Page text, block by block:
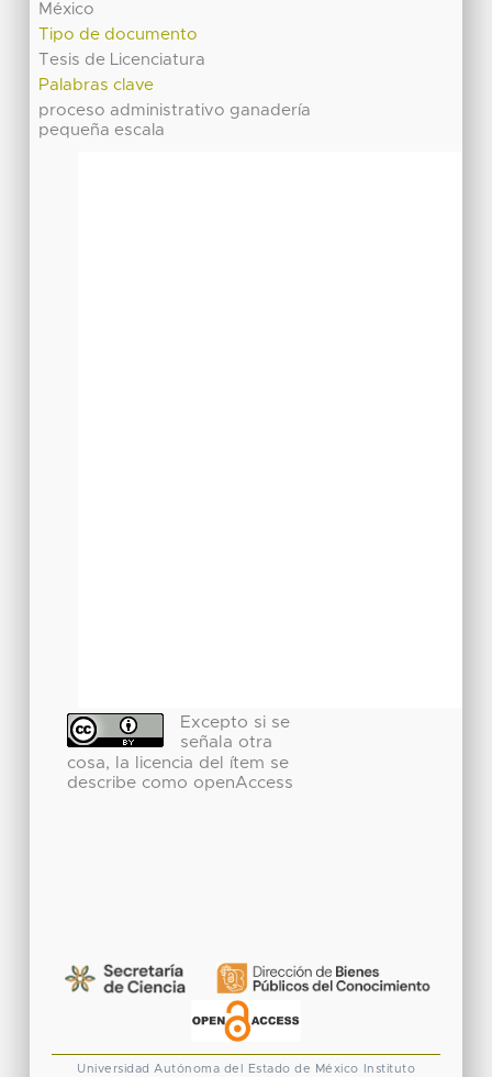
México
Tipo de documento
Tesis de Licenciatura
Palabras clave
proceso administrativo ganadería
pequeña escala
Excepto si se
señala otra
cosa, la licencia del ítem se
describe como openAccess
Universidad Autónoma del Estado de México Instituto